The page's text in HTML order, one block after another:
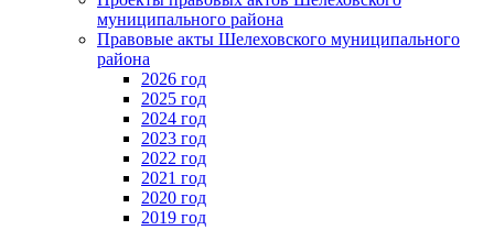
муниципального района
Правовые акты Шелеховского муниципального
района
2026 год
2025 год
2024 год
2023 год
2022 год
2021 год
2020 год
2019 год